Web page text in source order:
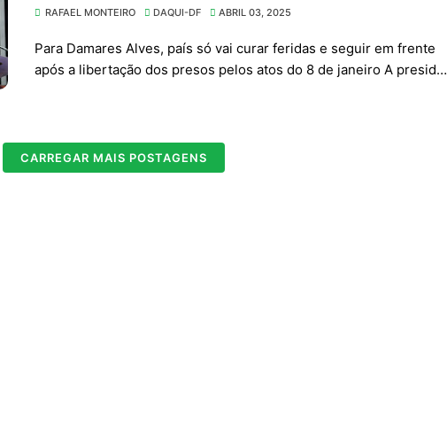
RAFAEL MONTEIRO DAQUI-DF ABRIL 03, 2025
Para Damares Alves, país só vai curar feridas e seguir em frente
após a libertação dos presos pelos atos do 8 de janeiro A presid…
CARREGAR MAIS POSTAGENS